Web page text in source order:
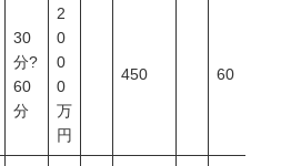
30
分?
60
分
2
0
0
0
万
円
450 60